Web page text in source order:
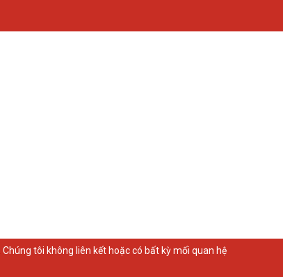
tôi không liên kết hoặc có bất kỳ mối quan hệ